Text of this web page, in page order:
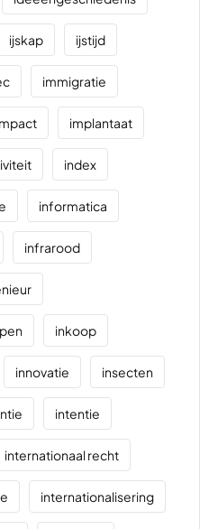
ijskap ijstijd
immigratie
implantaat
index
informatica
infrarood
inkoop
innovatie insecten
intentie
internationaal recht
internationalisering